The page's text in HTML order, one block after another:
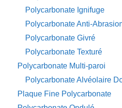
Polycarbonate Ignifuge
Polycarbonate Anti-
Polycarbonate Givré
Polycarbonate Texturé
Polycarbonate Multi-paroi
Polycarbonate Alvéolaire
Plaque Fine Polycarbonate